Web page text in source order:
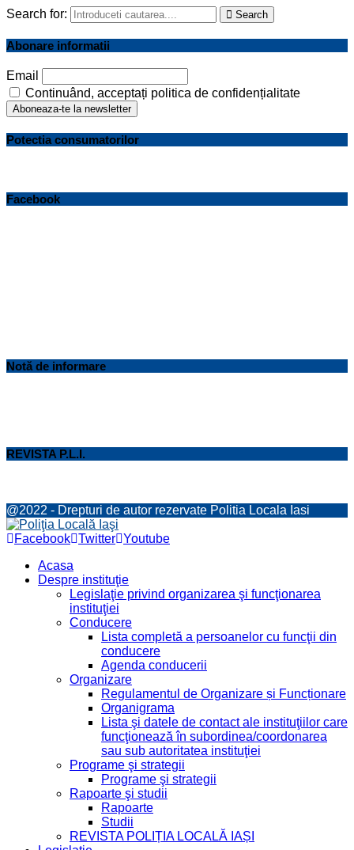
Search for: Search
Abonare informatii
Email
Continuând, acceptați politica de confidențialitate
Potectia consumatorilor
Facebook
Notă de informare
REVISTA P.L.I.
@2022 - Drepturi de autor rezervate Politia Locala Iasi
Facebook Twitter Youtube
Acasa
Despre instituţie
Legislaţie privind organizarea şi funcţionarea
instituţiei
Conducere
Lista completă a persoanelor cu funcţii din
conducere
Agenda conducerii
Organizare
Regulamentul de Organizare și Funcționare
Organigrama
Lista şi datele de contact ale instituţiilor care
funcţionează în subordinea/coordonarea
sau sub autoritatea instituţiei
Programe şi strategii
Programe şi strategii
Rapoarte şi studii
Rapoarte
Studii
REVISTA POLIȚIA LOCALĂ IAȘI